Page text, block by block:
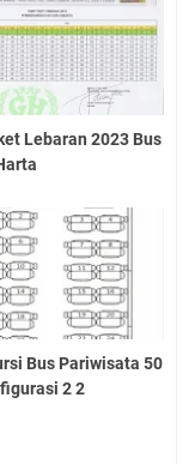
Lebaran 2023 Bus
Bus Pariwisata 50
2 2